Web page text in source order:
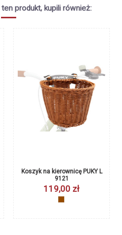
jagodowy
V-brake przód/Torpedo tył
7,9 kg (* bez pedałów i podpórki)
Kask PUKY Helmet S retro
zielony 9575 (48 do 55 cm)
PUKY
229,00 zł
retrozielony
produkt, kupili również:
Koszyk na kierownicę PUKY L
9121
119,00 zł
brązowy